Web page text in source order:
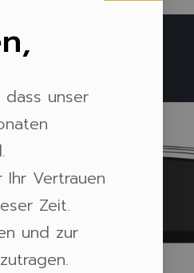
unser
Vertrauen
Zeit.
und zur